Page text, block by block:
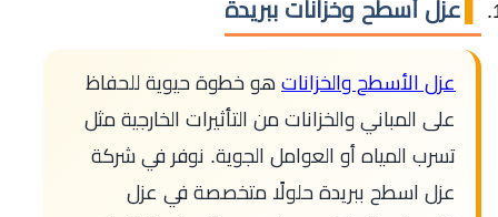
عزل أسطح وخزانات ببريدة
عزل الأسطح والخزانات هو خطوة حيوية للحفاظ
على المباني والخزانات من التأثيرات الخارجية مثل
تسرب المياه أو العوامل الجوية. نوفر في شركة
عزل اسطح ببريدة حلولًا متخصصة في عزل